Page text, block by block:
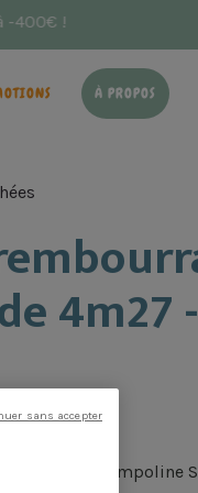
À PROPOS
4m27
de votre trampoline
sans accepter